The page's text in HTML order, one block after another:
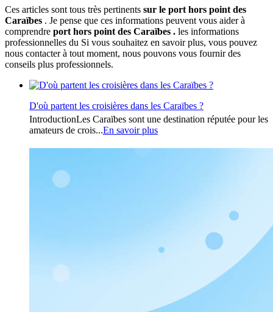
Ces articles sont tous très pertinents sur le port hors point des
Caraïbes . Je pense que ces informations peuvent vous aider à
comprendre port hors point des Caraïbes . les informations
professionnelles du Si vous souhaitez en savoir plus, vous pouvez
nous contacter à tout moment, nous pouvons vous fournir des
conseils plus professionnels.
D'où partent les croisières dans les Caraïbes ?
IntroductionLes Caraïbes sont une destination réputée pour les
amateurs de crois...En savoir plus